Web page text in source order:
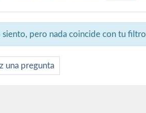
siento, pero nada coincide con tu filtro
una pregunta